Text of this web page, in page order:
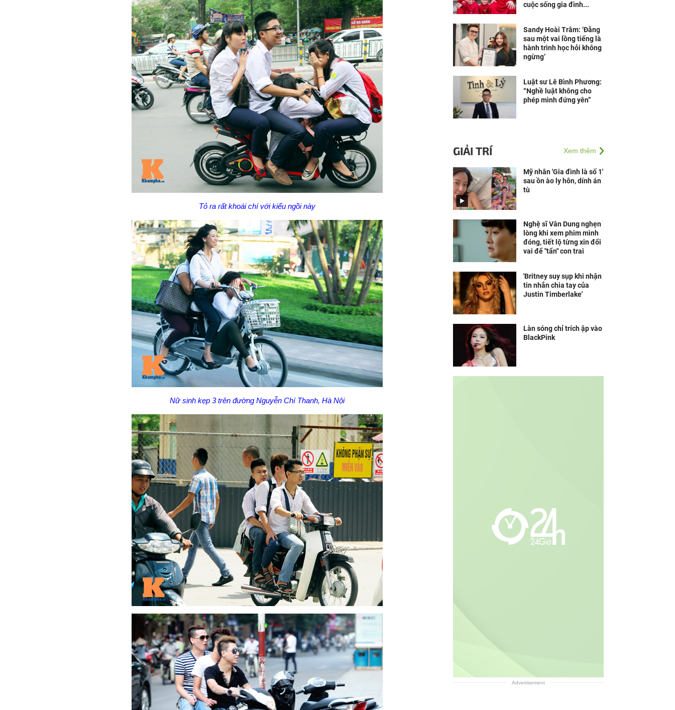
Tỏ ra rất khoái chí với kiểu ngồi này
Nữ sinh kẹp 3 trên đường Nguyễn Chí Thanh, Hà Nội
cuộc sống gia đình...
Sandy Hoài Trâm: ‘Đằng
sau một vai lồng tiếng là
hành trình học hỏi không
ngừng’
Luật sư Lê Bình Phương:
“Nghề luật không cho
phép mình đứng yên”
GIẢI TRÍ Xem thêm
Mỹ nhân 'Gia đình là số 1'
sau ồn ào ly hôn, dính án
tù
Nghệ sĩ Vân Dung nghẹn
lòng khi xem phim mình
đóng, tiết lộ từng xin đổi
vai để "tẩn" con trai
'Britney suy sụp khi nhận
tin nhắn chia tay của
Justin Timberlake'
Làn sóng chỉ trích ập vào
BlackPink
Advertisement